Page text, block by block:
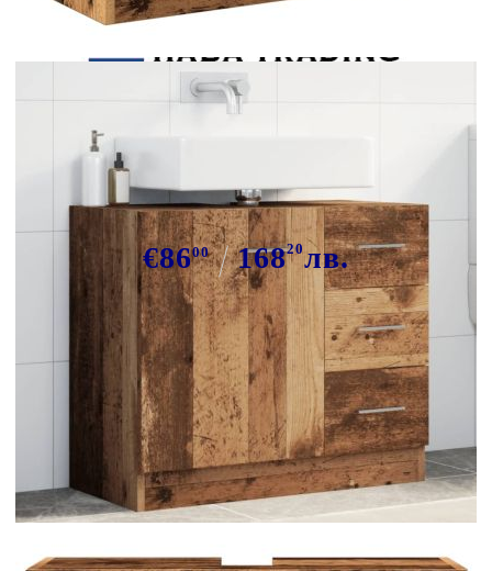
Долен шкаф за мивка, старо
дърво, 63x30x54 см, инженерно
дърво
€8600 16820лв.
В наличност: 134 бр.
Време за доставка: 5 до 9 дни
Безплатна доставка до адрес при плащане по банков път
Материал:
Инженерно дърво